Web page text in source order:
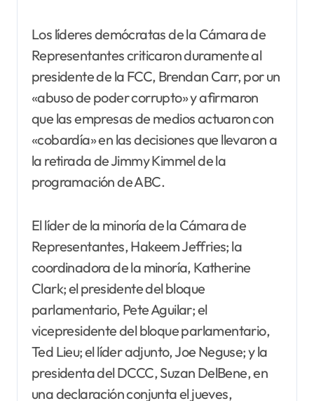
Los líderes demócratas de la Cámara de
Representantes criticaron duramente al
presidente de la FCC, Brendan Carr, por un
«abuso de poder corrupto» y afirmaron
que las empresas de medios actuaron con
«cobardía» en las decisiones que llevaron a
la retirada de Jimmy Kimmel de la
programación de ABC.
El líder de la minoría de la Cámara de
Representantes, Hakeem Jeffries; la
coordinadora de la minoría, Katherine
Clark; el presidente del bloque
parlamentario, Pete Aguilar; el
vicepresidente del bloque parlamentario,
Ted Lieu; el líder adjunto, Joe Neguse; y la
presidenta del DCCC, Suzan DelBene, en
una declaración conjunta el jueves,